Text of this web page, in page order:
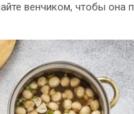
венчиком, чтобы она